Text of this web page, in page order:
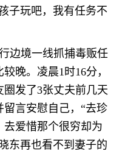
子玩吧，我有任务不
边境一线抓捕毒贩任
晚。凌晨1时16分，
发了3张丈夫前几天
言安慰自己，“去珍
爱惜那个很穷却为
东再也看不到妻子的